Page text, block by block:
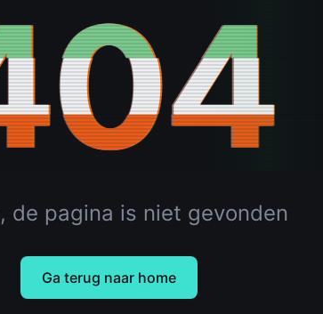
de pagina is niet gevonden
Ga terug naar home